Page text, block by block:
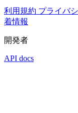
利用規約 プライバ
着情報
開発者
API docs